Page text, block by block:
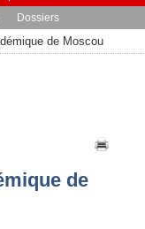
Dossiers
de Moscou
de